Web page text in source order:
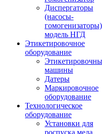
Диспергаторы
(насосы-
гомогенизаторы)
модель НГД
Этикетировочное
оборудование
машины
Датеры
Маркировочное
оборудование
Технологическое
оборудование
Установки для
роспуска меда